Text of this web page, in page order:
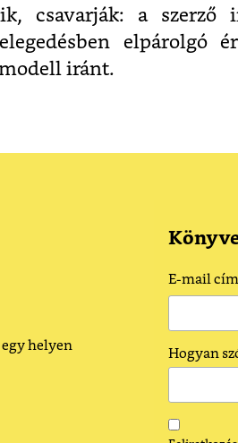
csavarják: a szerző
elpárolgó
iránt.
helyen
E-mail
Hogyan